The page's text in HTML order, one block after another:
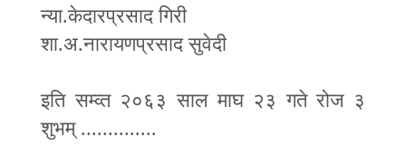
न्या.केदारप्रसाद गिरी
शा.अ.नारायणप्रसाद सुवेदी
इति सम्व्त २०६३ साल माघ २३ गते रोज ३
शुभम् ..............